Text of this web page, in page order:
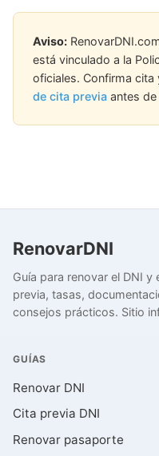
Aviso:
está vinculado a la
oficiales. Confirma
de cita previa antes
RenovarDNI
Guía para renovar el DNI
previa, tasas,
consejos prácticos. Sitio
GUÍAS
Renovar DNI
Cita previa DNI
Renovar pasaporte